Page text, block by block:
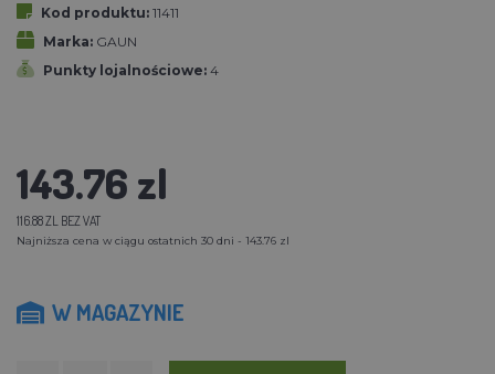
Kod produktu: 11411
Marka: GAUN
Punkty lojalnościowe: 4
143.76 zl
116.88 ZL BEZ VAT
Najniższa cena w ciągu ostatnich 30 dni - 143.76 zl
W MAGAZYNIE